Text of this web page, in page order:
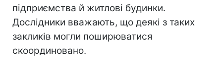
підприємства й житлові будинки.
Дослідники вважають, що деякі з таких
закликів могли поширюватися
скоординовано.